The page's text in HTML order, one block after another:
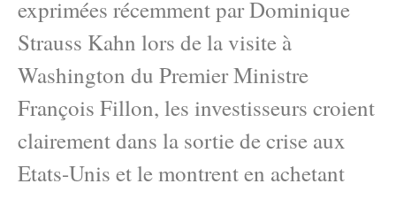
exprimées récemment par Dominique
Strauss Kahn lors de la visite à
Washington du Premier Ministre
François Fillon, les investisseurs croient
clairement dans la sortie de crise aux
Etats-Unis et le montrent en achetant